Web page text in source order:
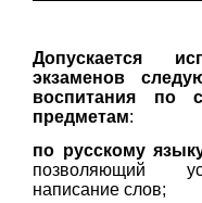
Допускается
экзаменов
воспитания по
предметам:
по русскому
позволяющий
написание слов;